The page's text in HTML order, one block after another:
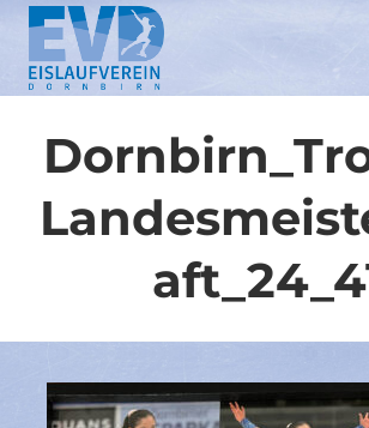
Springe
zum
Inhalt